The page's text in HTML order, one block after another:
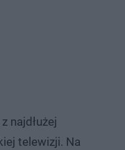
najdłużej
telewizji. Na